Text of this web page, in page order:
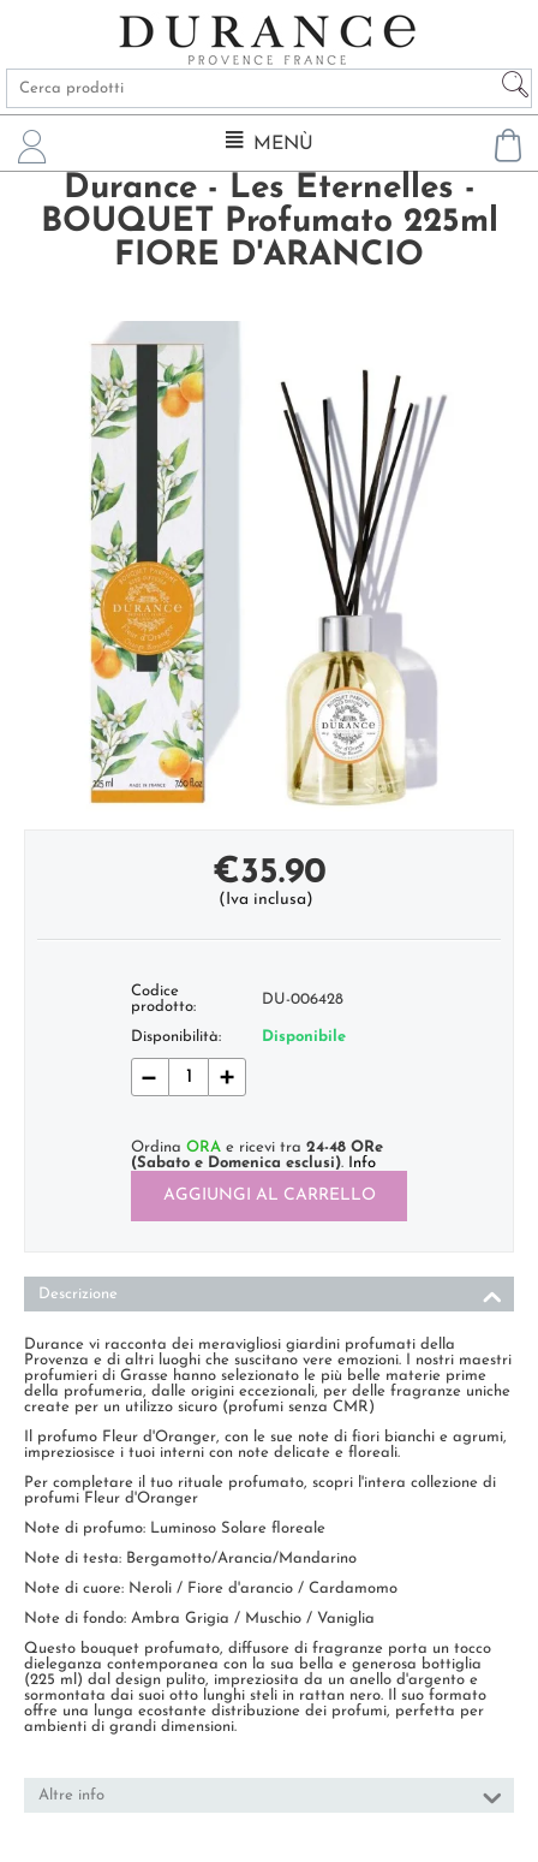
MENÙ
Durance - Les Eternelles -
BOUQUET Profumato 225ml
FIORE D'ARANCIO
€35.90
(Iva inclusa)
Codice
prodotto:
DU-006428
Disponibilità: Disponibile
+
−
Ordina ORA e ricevi tra 24-48 ORe
(Sabato e Domenica esclusi). Info
AGGIUNGI AL CARRELLO
Descrizione
Durance vi racconta dei meravigliosi giardini profumati della
Provenza e di altri luoghi che suscitano vere emozioni. I nostri maestri
profumieri di Grasse hanno selezionato le più belle materie prime
della profumeria, dalle origini eccezionali, per delle fragranze uniche
create per un utilizzo sicuro (profumi senza CMR)
Il profumo Fleur d'Oranger, con le sue note di fiori bianchi e agrumi,
impreziosisce i tuoi interni con note delicate e floreali.
Per completare il tuo rituale profumato, scopri l'intera collezione di
profumi Fleur d'Oranger
Note di profumo: Luminoso Solare floreale
Note di testa: Bergamotto/Arancia/Mandarino
Note di cuore: Neroli / Fiore d'arancio / Cardamomo
Note di fondo: Ambra Grigia / Muschio / Vaniglia
Questo bouquet profumato, diffusore di fragranze porta un tocco
dieleganza contemporanea con la sua bella e generosa bottiglia
(225 ml) dal design pulito, impreziosita da un anello d'argento e
sormontata dai suoi otto lunghi steli in rattan nero. Il suo formato
offre una lunga ecostante distribuzione dei profumi, perfetta per
ambienti di grandi dimensioni.
Altre info